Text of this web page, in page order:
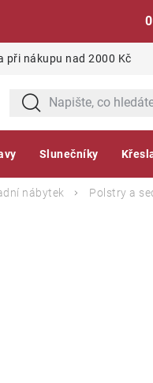
při nákupu nad 2000 Kč
Slunečníky
nábytek Polstry a